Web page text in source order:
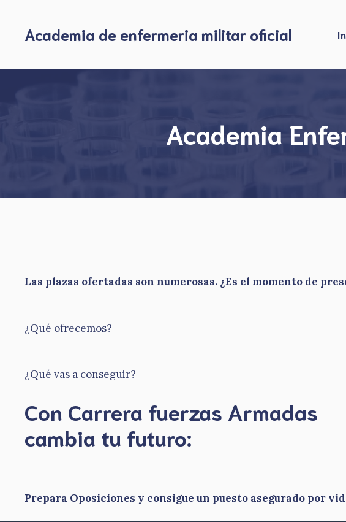
contentAcademia de enfermeria militar oficial
Academia
Las plazas ofertadas son numerosas. ¿Es el momento de
¿Qué ofrecemos?
¿Qué vas a conseguir?
Con Carrera fuerzas Armadas
​cambia tu futuro:
Prepara Oposiciones y consigue un puesto asegurado por